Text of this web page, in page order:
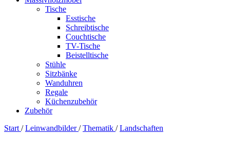
Tische
Esstische
Schreibtische
Couchtische
TV-Tische
Beistelltische
Stühle
Sitzbänke
Wanduhren
Regale
Küchenzubehör
Zubehör
Start / Leinwandbilder/ Thematik / Landschaften